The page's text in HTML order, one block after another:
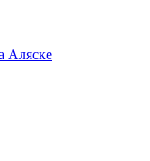
Аляске